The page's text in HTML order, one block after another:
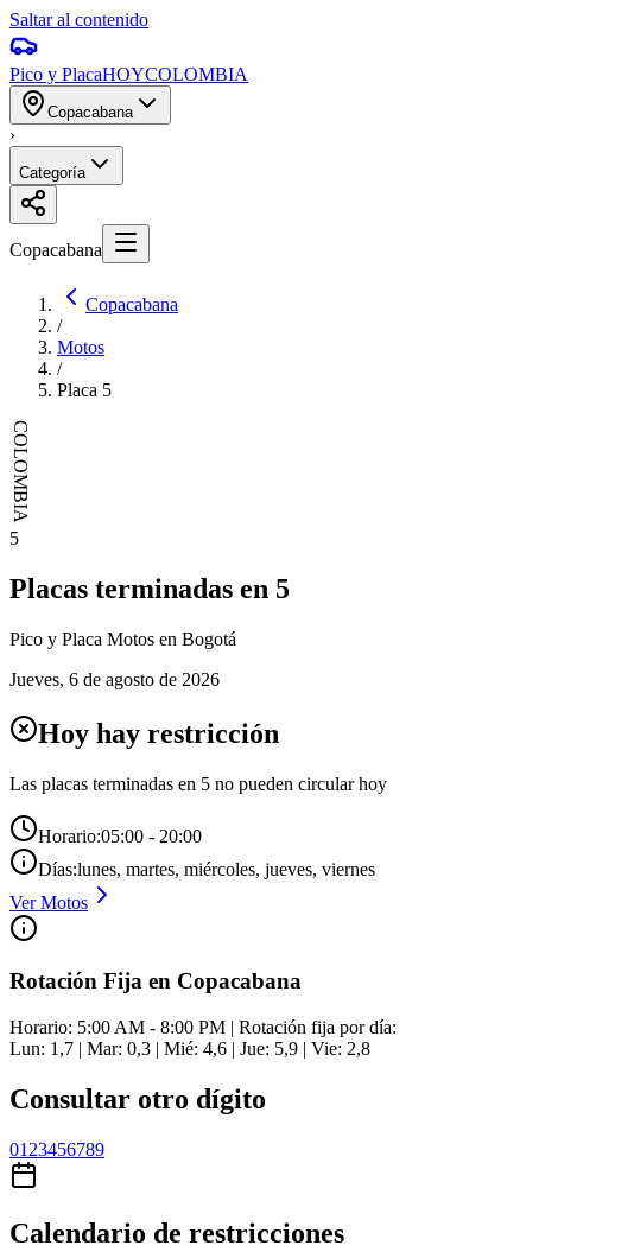
Saltar al contenido
Pico y PlacaHOYCOLOMBIA
Copacabana
›
Categoría
Copacabana
Copacabana
/
Motos
/
Placa 5
COLOMBIA
5
Placas terminadas en 5
Pico y Placa Motos en Bogotá
Jueves, 6 de agosto de 2026
Hoy hay restricción
Las placas terminadas en 5 no pueden circular hoy
Horario:05:00 - 20:00
Días:lunes, martes, miércoles, jueves, viernes
VerMotos
Rotación Fija en Copacabana
Horario: 5:00 AM - 8:00 PM | Rotación fija por día:
Lun: 1,7 | Mar: 0,3 | Mié: 4,6 | Jue: 5,9 | Vie: 2,8
Consultar otro dígito
01 23456789
Calendario de restricciones